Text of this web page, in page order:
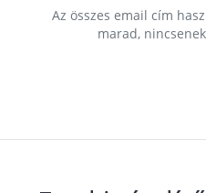
Az összes email cím
marad,